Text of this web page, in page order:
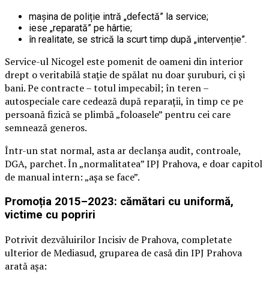
mașina de poliție intră „defectă” la service;
iese „reparată” pe hârtie;
în realitate, se strică la scurt timp după „intervenție”.
Service-ul Nicogel este pomenit de oameni din interior
drept o veritabilă stație de spălat nu doar șuruburi, ci și
bani. Pe contracte – totul impecabil; în teren –
autospeciale care cedează după reparații, în timp ce pe
persoană fizică se plimbă „foloasele” pentru cei care
semnează generos.
Într-un stat normal, asta ar declanșa audit, controale,
DGA, parchet. În „normalitatea” IPJ Prahova, e doar capitol
de manual intern: „așa se face”.
Promoția 2015–2023: cămătari cu uniformă,
victime cu popriri
Potrivit dezvăluirilor Incisiv de Prahova, completate
ulterior de Mediasud, gruparea de casă din IPJ Prahova
arată așa: